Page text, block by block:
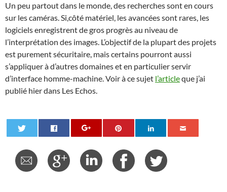
Un peu partout dans le monde, des recherches sont en cours
sur les caméras. Si,côté matériel, les avancées sont rares, les
logiciels enregistrent de gros progrès au niveau de
l’interprétation des images. L’objectif de la plupart des projets
est purement sécuritaire, mais certains pourront aussi
s’appliquer à d’autres domaines et en particulier servir
d’interface homme-machine. Voir à ce sujet l’articleque j’ai
publié hier dans Les Echos.